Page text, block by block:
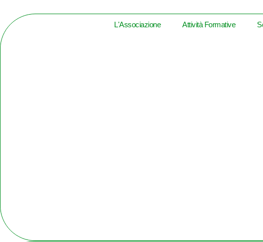
L'Associazione Attività Formative